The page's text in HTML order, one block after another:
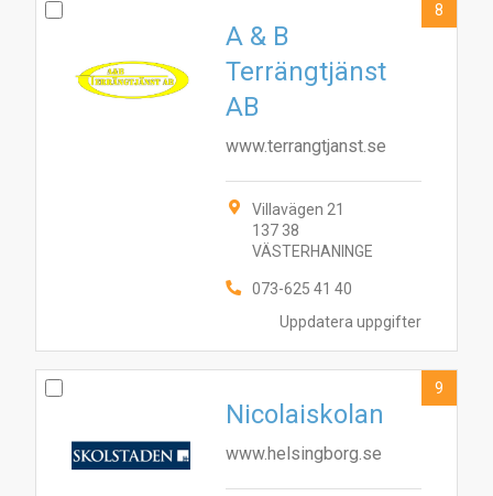
Uppdatera uppgifter
A & B
Terrängtjänst
AB
www.terrangtjanst.se
Villavägen 21
137 38
VÄSTERHANINGE
073-625 41 40
8
Nicolaiskolan
www.helsingborg.se
9